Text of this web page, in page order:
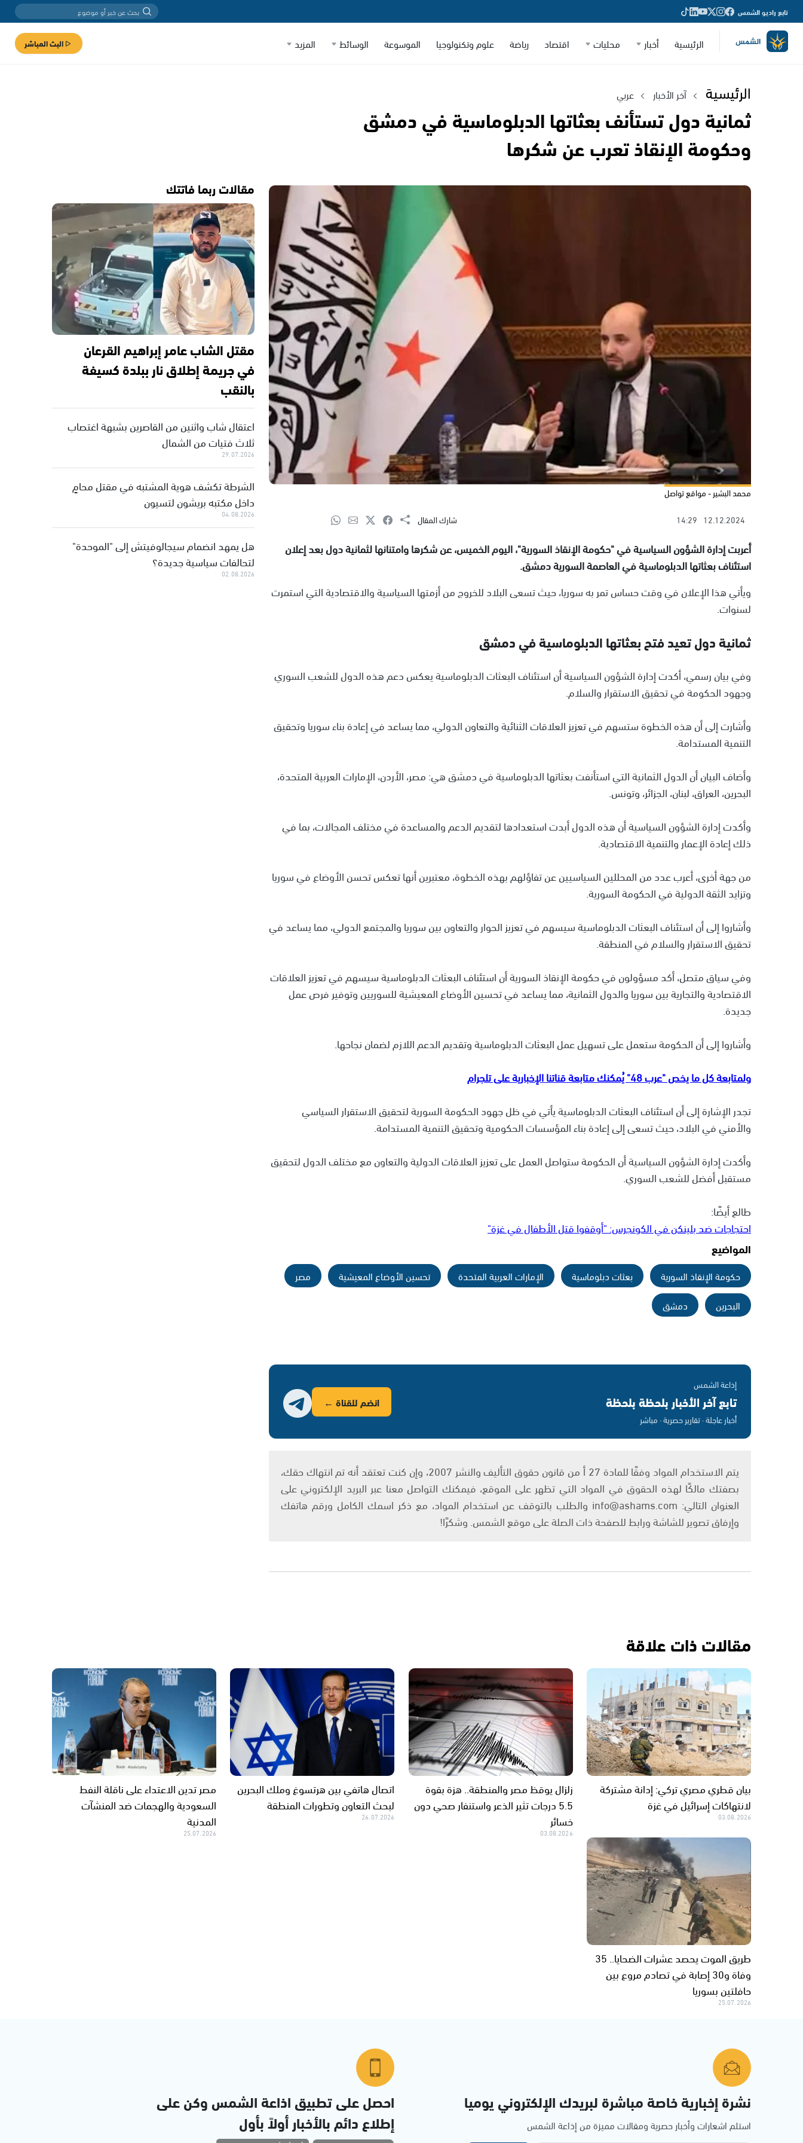
تابع راديو الشمس
الرئيسية أخبار محليات اقتصاد رياضة علوم وتكنولوجيا الموسوعة الوسائط المزيد البث المباشر
الرئيسية آخر الأخبار عربي
ثمانية دول تستأنف بعثاتها الدبلوماسية في دمشق
وحكومة الإنقاذ تعرب عن شكرها
محمد البشير - مواقع تواصل
12.12.2024
14:29 شارك المقال
أعربت إدارة الشؤون السياسية في "حكومة الإنقاذ السورية"، اليوم الخميس، عن شكرها وامتنانها لثمانية دول بعد إعلان
استئناف بعثاتها الدبلوماسية في العاصمة السورية دمشق.
ويأتي هذا الإعلان في وقت حساس تمر به سوريا، حيث تسعى البلاد للخروج من أزمتها السياسية والاقتصادية التي استمرت
لسنوات.
ثمانية دول تعيد فتح بعثاتها الدبلوماسية في دمشق
وفي بيان رسمي، أكدت إدارة الشؤون السياسية أن استئناف البعثات الدبلوماسية يعكس دعم هذه الدول للشعب السوري
وجهود الحكومة في تحقيق الاستقرار والسلام.
وأشارت إلى أن هذه الخطوة ستسهم في تعزيز العلاقات الثنائية والتعاون الدولي، مما يساعد في إعادة بناء سوريا وتحقيق
التنمية المستدامة.
وأضاف البيان أن الدول الثمانية التي استأنفت بعثاتها الدبلوماسية في دمشق هي: مصر، الأردن، الإمارات العربية المتحدة،
البحرين، العراق، لبنان، الجزائر، وتونس.
وأكدت إدارة الشؤون السياسية أن هذه الدول أبدت استعدادها لتقديم الدعم والمساعدة في مختلف المجالات، بما في
ذلك إعادة الإعمار والتنمية الاقتصادية.
من جهة أخرى، أعرب عدد من المحللين السياسيين عن تفاؤلهم بهذه الخطوة، معتبرين أنها تعكس تحسن الأوضاع في سوريا
وتزايد الثقة الدولية في الحكومة السورية.
وأشاروا إلى أن استئناف البعثات الدبلوماسية سيسهم في تعزيز الحوار والتعاون بين سوريا والمجتمع الدولي، مما يساعد في
تحقيق الاستقرار والسلام في المنطقة.
وفي سياق متصل، أكد مسؤولون في حكومة الإنقاذ السورية أن استئناف البعثات الدبلوماسية سيسهم في تعزيز العلاقات
الاقتصادية والتجارية بين سوريا والدول الثمانية، مما يساعد في تحسين الأوضاع المعيشية للسوريين وتوفير فرص عمل
جديدة.
وأشاروا إلى أن الحكومة ستعمل على تسهيل عمل البعثات الدبلوماسية وتقديم الدعم اللازم لضمان نجاحها.
ولمتابعة كل ما يخص "عرب 48" يُمكنك متابعة قناتنا الإخبارية على تلجرام
تجدر الإشارة إلى أن استئناف البعثات الدبلوماسية يأتي في ظل جهود الحكومة السورية لتحقيق الاستقرار السياسي
والأمني في البلاد، حيث تسعى إلى إعادة بناء المؤسسات الحكومية وتحقيق التنمية المستدامة.
وأكدت إدارة الشؤون السياسية أن الحكومة ستواصل العمل على تعزيز العلاقات الدولية والتعاون مع مختلف الدول لتحقيق
مستقبل أفضل للشعب السوري.
طالع أيضًا:
احتجاجات ضد بلينكن في الكونجرس: "أوقفوا قتل الأطفال في غزة"
المواضيع
حكومة الإنقاذ السورية بعثات دبلوماسية الإمارات العربية المتحدة تحسين الأوضاع المعيشية
مصر
البحرين
دمشق
إذاعة الشمس
تابع آخر الأخبار بلحظة بلحظة
أخبار عاجلة · تقارير حصرية · مباشر
انضم للقناة ←
يتم الاستخدام المواد وفقًا للمادة 27 أ من قانون حقوق التأليف والنشر 2007، وإن كنت تعتقد أنه تم انتهاك حقك،
بصفتك مالكًا لهذه الحقوق في المواد التي تظهر على الموقع، فيمكنك التواصل معنا عبر البريد الإلكتروني على
العنوان التالي: info@ashams.com والطلب بالتوقف عن استخدام المواد، مع ذكر اسمك الكامل ورقم هاتفك
وإرفاق تصوير للشاشة ورابط للصفحة ذات الصلة على موقع الشمس. وشكرًا!
مقالات ربما فاتتك
مقتل الشاب عامر إبراهيم القرعان
في جريمة إطلاق نار ببلدة كسيفة
بالنقب
اعتقال شاب واثنين من القاصرين بشبهة اغتصاب
ثلاث فتيات من الشمال
29.07.2026
الشرطة تكشف هوية المشتبه في مقتل محامٍ
داخل مكتبه بريشون لتسيون
04.08.2026
هل يمهد انضمام سيجالوفيتش إلى "الموحدة"
لتحالفات سياسية جديدة؟
02.08.2026
مقالات ذات علاقة
بيان قطري مصري تركي: إدانة مشتركة
لانتهاكات إسرائيل في غزة
03.08.2026
زلزال يوقظ مصر والمنطقة.. هزة بقوة
5.5 درجات تثير الذعر واستنفار صحي دون
خسائر
03.08.2026
اتصال هاتفي بين هرتسوغ وملك البحرين
لبحث التعاون وتطورات المنطقة
26.07.2026
مصر تدين الاعتداء على ناقلة النفط
السعودية والهجمات ضد المنشآت
المدنية
25.07.2026
طريق الموت يحصد عشرات الضحايا.. 35
وفاة و30 إصابة في تصادم مروع بين
حافلتين بسوريا
25.07.2026
نشرة إخبارية خاصة مباشرة لبريدك الإلكتروني يوميا
استلم اشعارات وأخبار حصرية ومقالات مميزة من إذاعة الشمس
احصل على تطبيق اذاعة الشمس وكن على
إطلاع دائم بالأخبار أولاً بأول